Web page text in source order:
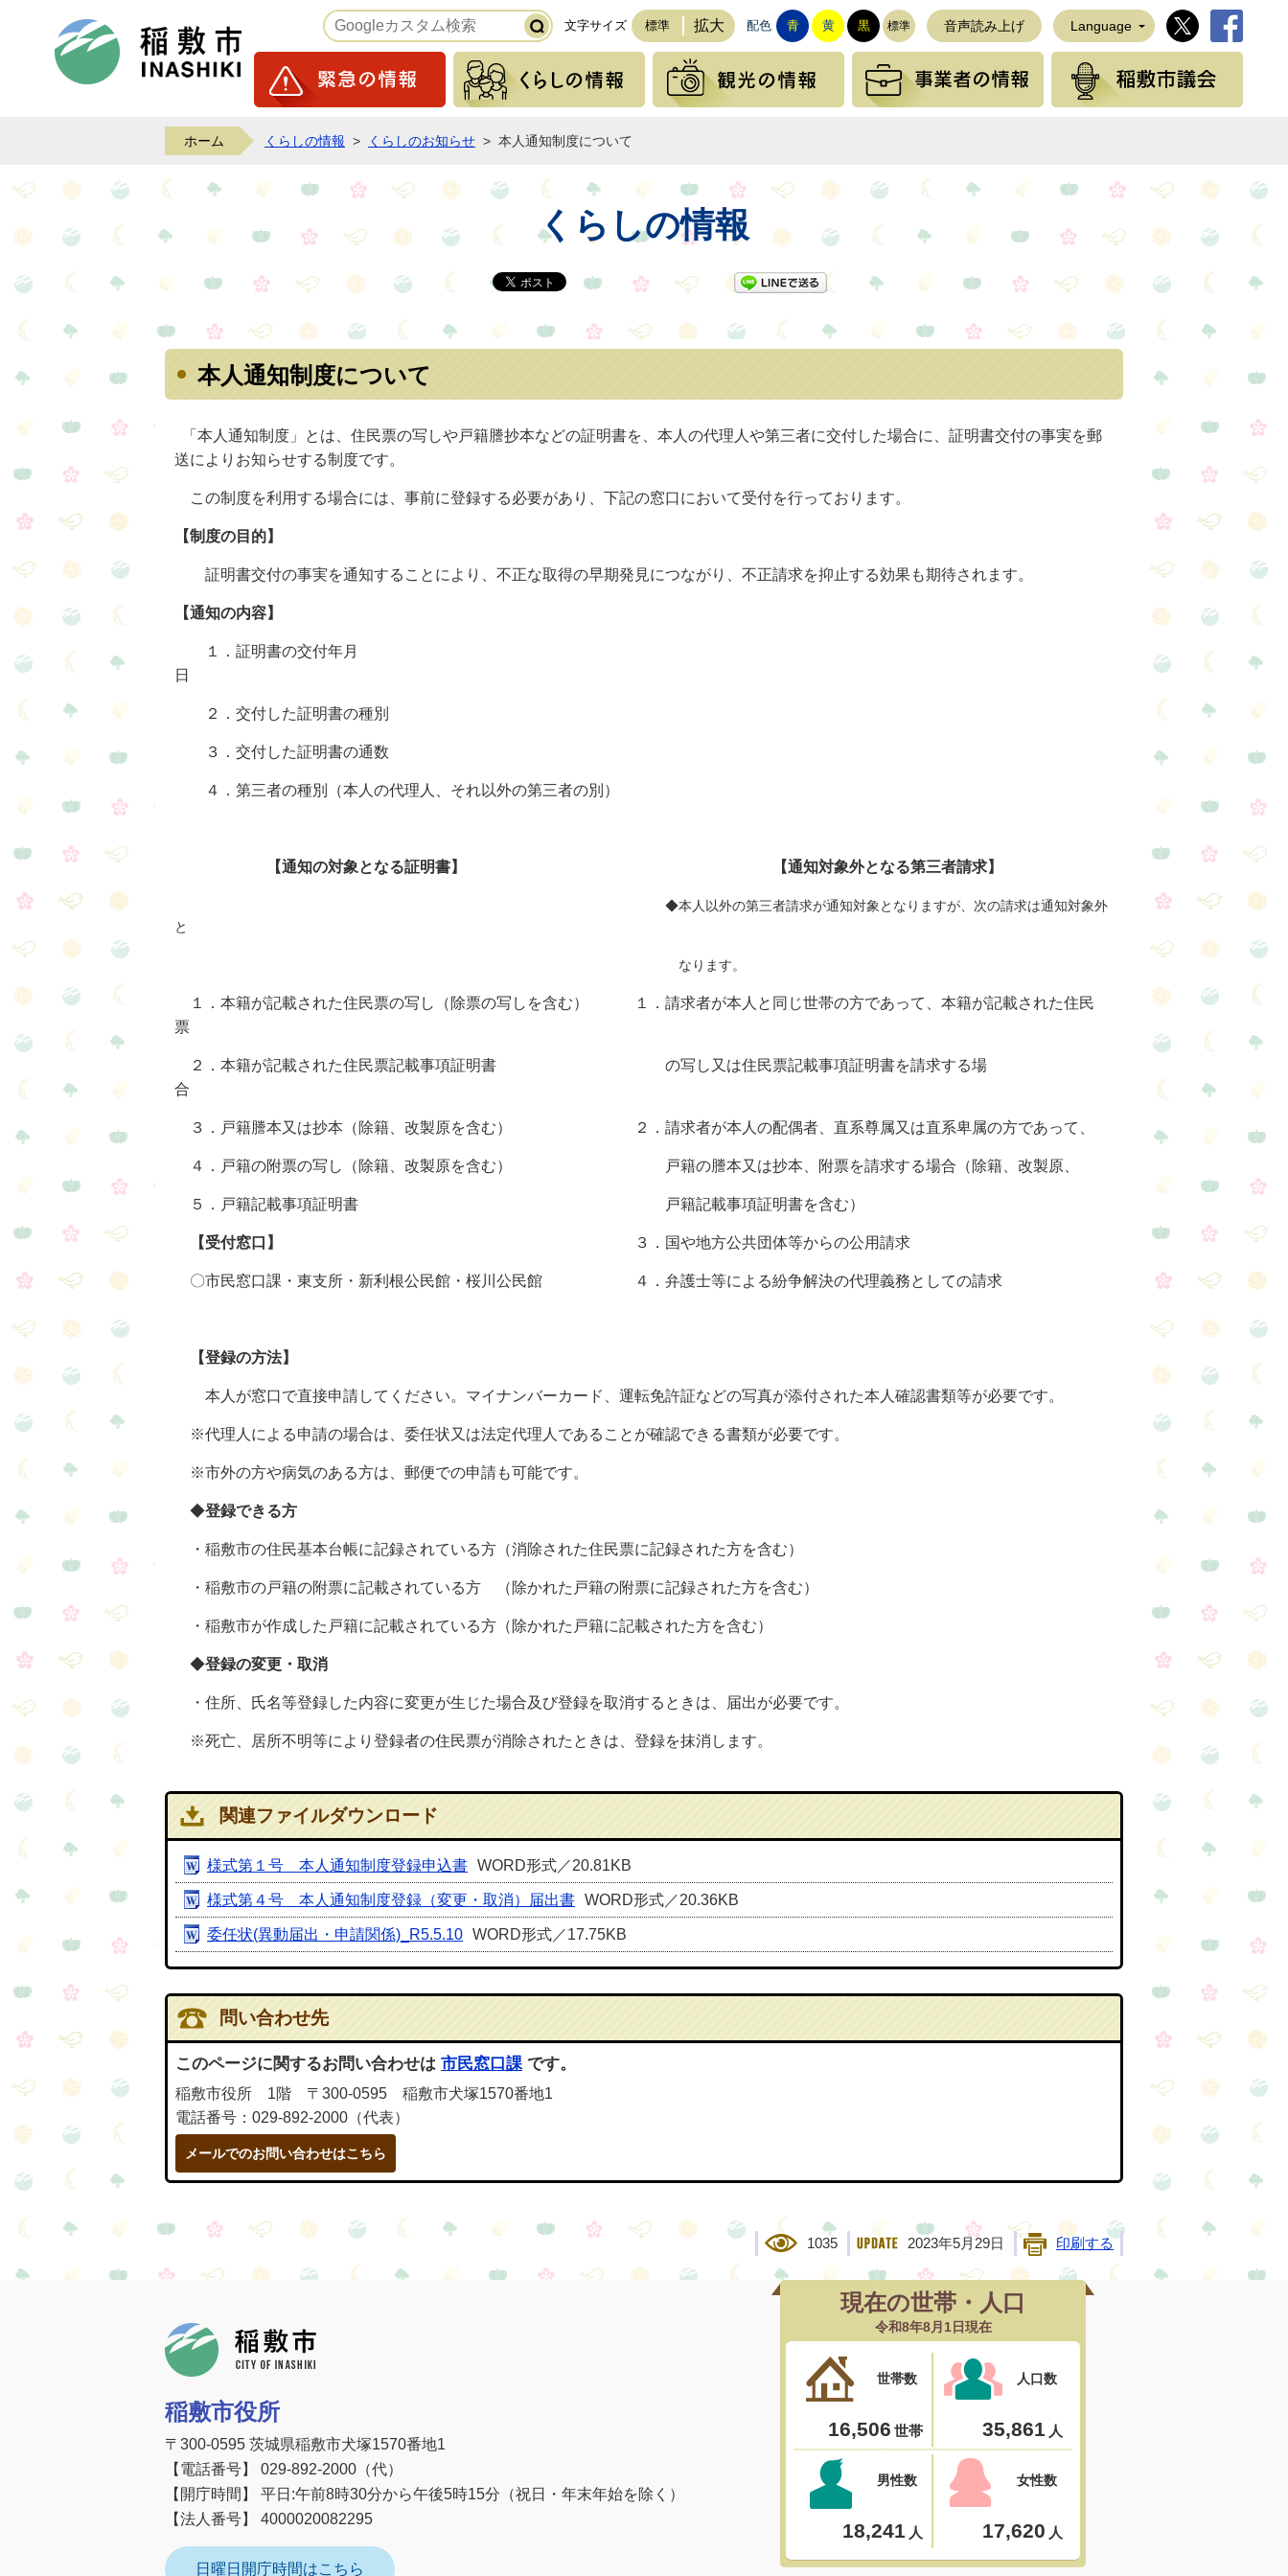
稲敷市ホームページ 文字サイズ 標準 拡大 配色 青 黄 黒 標準 音声読み上げ Language 稲敷市公式
緊急の情報 くらしの情報 観光の情報 事業者の情報
ホーム くらしの情報 > くらしのお知らせ > 本人通知制度について
くらしの情報
LINEで送る
本人通知制度について
「本人通知制度」とは、住民票の写しや戸籍謄抄本などの証明書を、本人の代理人や第三者に交付した場合に、証明書交付の事実を郵
送によりお知らせする制度です。
この制度を利用する場合には、事前に登録する必要があり、下記の窓口において受付を行っております。
【制度の目的】
証明書交付の事実を通知することにより、不正な取得の早期発見につながり、不正請求を抑止する効果も期待されます。
【通知の内容】
１．証明書の交付年月
日
２．交付した証明書の種別
３．交付した証明書の通数
４．第三者の種別（本人の代理人、それ以外の第三者の別）
【通知の対象となる証明書】 【通知対象外となる第三者請求】
◆本人以外の第三者請求が通知対象となりますが、次の請求は通知対象外
と
なります。
１．本籍が記載された住民票の写し（除票の写しを含む） １．請求者が本人と同じ世帯の方であって、本籍が記載された住民
票
２．本籍が記載された住民票記載事項証明書 の写し又は住民票記載事項証明書を請求する場
合
３．戸籍謄本又は抄本（除籍、改製原を含む） ２．請求者が本人の配偶者、直系尊属又は直系卑属の方であって、
４．戸籍の附票の写し（除籍、改製原を含む） 戸籍の謄本又は抄本、附票を請求する場合（除籍、改製原、
５．戸籍記載事項証明書 戸籍記載事項証明書を含む）
【受付窓口】 ３．国や地方公共団体等からの公用請求
〇市民窓口課・東支所・新利根公民館・桜川公民館 ４．弁護士等による紛争解決の代理義務としての請求
【登録の方法】
本人が窓口で直接申請してください。マイナンバーカード、運転免許証などの写真が添付された本人確認書類等が必要です。
※代理人による申請の場合は、委任状又は法定代理人であることが確認できる書類が必要です。
※市外の方や病気のある方は、郵便での申請も可能です。
◆登録できる方
・稲敷市の住民基本台帳に記録されている方（消除された住民票に記録された方を含む）
・稲敷市の戸籍の附票に記載されている方 （除かれた戸籍の附票に記録された方を含む）
・稲敷市が作成した戸籍に記載されている方（除かれた戸籍に記載された方を含む）
◆登録の変更・取消
・住所、氏名等登録した内容に変更が生じた場合及び登録を取消するときは、届出が必要です。
※死亡、居所不明等により登録者の住民票が消除されたときは、登録を抹消します。
関連ファイルダウンロード
様式第１号 本人通知制度登録申込書 WORD形式／20.81KB
様式第４号 本人通知制度登録（変更・取消）届出書 WORD形式／20.36KB
委任状(異動届出・申請関係)_R5.5.10 WORD形式／17.75KB
問い合わせ先
このページに関するお問い合わせは 市民窓口課 です。
稲敷市役所 1階 〒300-0595 稲敷市犬塚1570番地1
電話番号：029-892-2000（代表）
メールでのお問い合わせはこちら
1035 2023年5月29日 印刷する
稲敷市役所
〒300-0595 茨城県稲敷市犬塚1570番地1
【電話番号】 029-892-2000（代）
【開庁時間】 平日:午前8時30分から午後5時15分（祝日・年末年始を除く）
【法人番号】 4000020082295
日曜日開庁時間はこちら